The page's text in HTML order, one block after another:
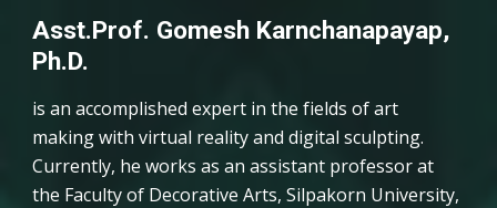
Asst.Prof. Gomesh Karnchanapayap,
Ph.D.
is an accomplished expert in the fields of art
making with virtual reality and digital sculpting.
Currently, he works as an assistant professor at
the Faculty of Decorative Arts, Silpakorn University,